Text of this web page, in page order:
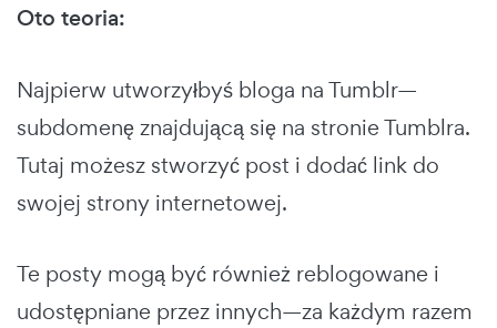
Oto teoria:
Najpierw utworzyłbyś bloga na Tumblr—
subdomenę znajdującą się na stronie Tumblra.
Tutaj możesz stworzyć post i dodać link do
swojej strony internetowej.
Te posty mogą być również reblogowane i
udostępniane przez innych—za każdym razem